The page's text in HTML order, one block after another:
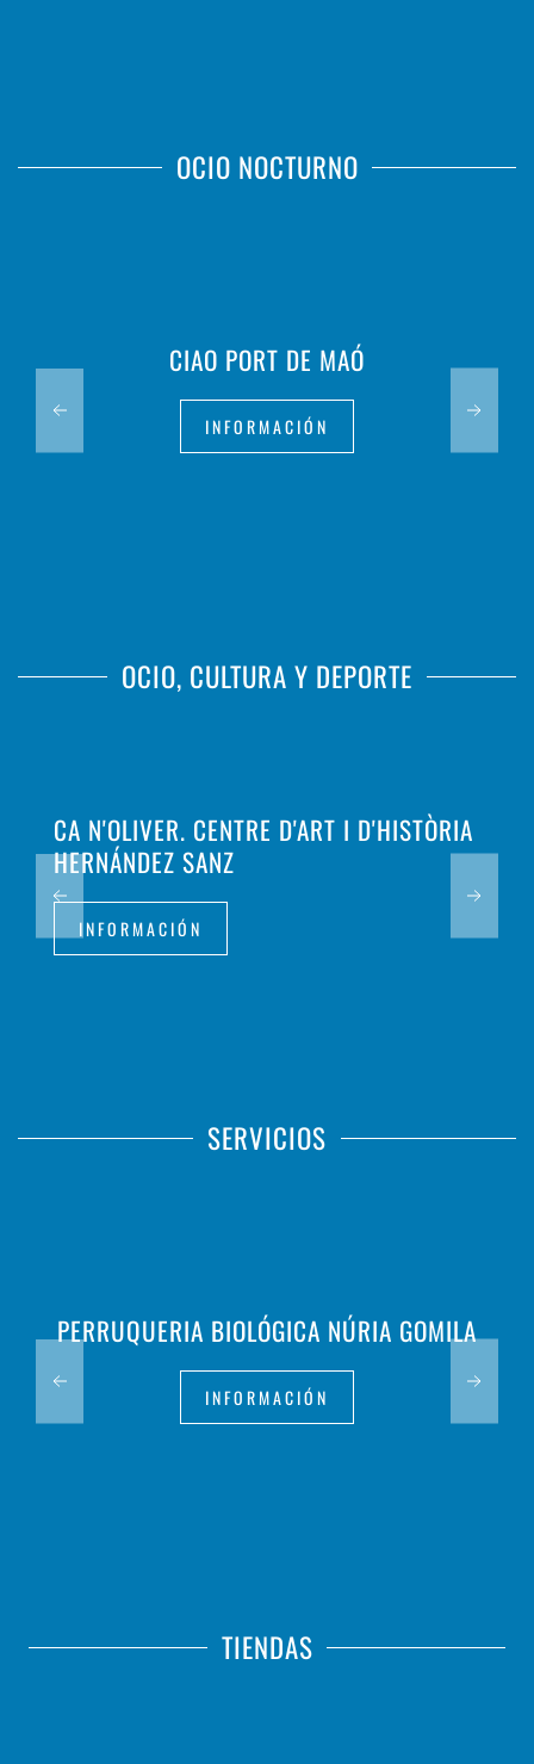
OCIO NOCTURNO
CIAO PORT DE MAÓ
INFORMACIÓN
OCIO, CULTURA Y DEPORTE
CA N'OLIVER. CENTRE D'ART I D'HISTÒRIA
HERNÁNDEZ SANZ
INFORMACIÓN
SERVICIOS
PERRUQUERIA BIOLÓGICA NÚRIA GOMILA
INFORMACIÓN
TIENDAS